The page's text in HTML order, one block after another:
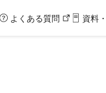
よくある質問 資料